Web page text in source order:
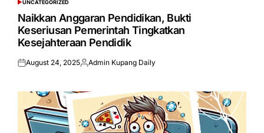
POSTED
IN
UNCATEGORIZED
Naikkan Anggaran Pendidikan, Bukti
Keseriusan Pemerintah Tingkatkan
Kesejahteraan Pendidik
Posted
August 24, 2025Posted
Admin Kupang Daily